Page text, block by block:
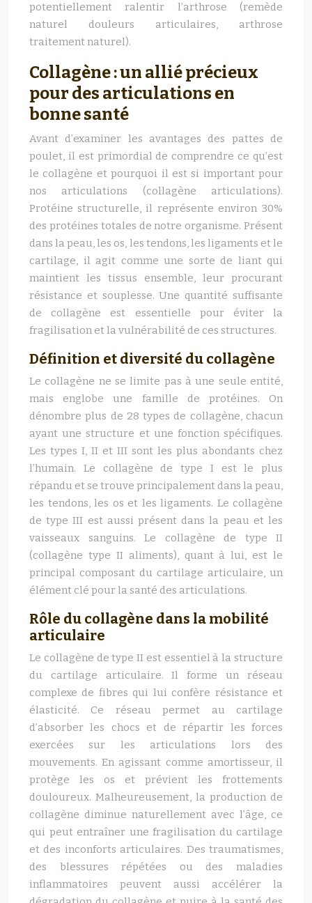
potentiellement ralentir l’arthrose (remède
naturel douleurs articulaires, arthrose
traitement naturel).
Collagène : un allié précieux
pour des articulations en
bonne santé
Avant d’examiner les avantages des pattes de
poulet, il est primordial de comprendre ce qu’est
le collagène et pourquoi il est si important pour
nos articulations (collagène articulations).
Protéine structurelle, il représente environ 30%
des protéines totales de notre organisme. Présent
dans la peau, les os, les tendons, les ligaments et le
cartilage, il agit comme une sorte de liant qui
maintient les tissus ensemble, leur procurant
résistance et souplesse. Une quantité suffisante
de collagène est essentielle pour éviter la
fragilisation et la vulnérabilité de ces structures.
Définition et diversité du collagène
Le collagène ne se limite pas à une seule entité,
mais englobe une famille de protéines. On
dénombre plus de 28 types de collagène, chacun
ayant une structure et une fonction spécifiques.
Les types I, II et III sont les plus abondants chez
l’humain. Le collagène de type I est le plus
répandu et se trouve principalement dans la peau,
les tendons, les os et les ligaments. Le collagène
de type III est aussi présent dans la peau et les
vaisseaux sanguins. Le collagène de type II
(collagène type II aliments), quant à lui, est le
principal composant du cartilage articulaire, un
élément clé pour la santé des articulations.
Rôle du collagène dans la mobilité
articulaire
Le collagène de type II est essentiel à la structure
du cartilage articulaire. Il forme un réseau
complexe de fibres qui lui confère résistance et
élasticité. Ce réseau permet au cartilage
d’absorber les chocs et de répartir les forces
exercées sur les articulations lors des
mouvements. En agissant comme amortisseur, il
protège les os et prévient les frottements
douloureux. Malheureusement, la production de
collagène diminue naturellement avec l’âge, ce
qui peut entraîner une fragilisation du cartilage
et des inconforts articulaires. Des traumatismes,
des blessures répétées ou des maladies
inflammatoires peuvent aussi accélérer la